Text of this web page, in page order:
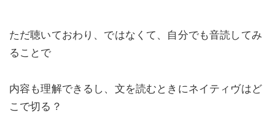
ただ聴いておわり、ではなくて、自分でも音読してみ
ることで
内容も理解できるし、文を読むときにネイティヴはど
こで切る？